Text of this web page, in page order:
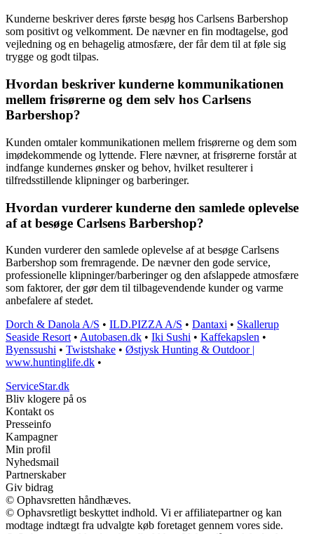
Kunderne beskriver deres første besøg hos Carlsens Barbershop
som positivt og velkomment. De nævner en fin modtagelse, god
vejledning og en behagelig atmosfære, der får dem til at føle sig
trygge og godt tilpas.
Hvordan beskriver kunderne kommunikationen
mellem frisørerne og dem selv hos Carlsens
Barbershop?
Kunden omtaler kommunikationen mellem frisørerne og dem som
imødekommende og lyttende. Flere nævner, at frisørerne forstår at
indfange kundernes ønsker og behov, hvilket resulterer i
tilfredsstillende klipninger og barberinger.
Hvordan vurderer kunderne den samlede oplevelse
af at besøge Carlsens Barbershop?
Kunden vurderer den samlede oplevelse af at besøge Carlsens
Barbershop som fremragende. De nævner den gode service,
professionelle klipninger/barberinger og den afslappede atmosfære
som faktorer, der gør dem til tilbagevendende kunder og varme
anbefalere af stedet.
Dorch & Danola A/S • ILD.PIZZA A/S • Dantaxi • Skallerup
Seaside Resort • Autobasen.dk • Iki Sushi • Kaffekapslen •
Byenssushi • Twistshake • Østjysk Hunting & Outdoor |
www.huntinglife.dk •
ServiceStar.dk
Bliv klogere på os
Kontakt os
Presseinfo
Kampagner
Min profil
Nyhedsmail
Partnerskaber
Giv bidrag
© Ophavsretten håndhæves.
© Ophavsretligt beskyttet indhold. Vi er affiliatepartner og kan
modtage indtægt fra udvalgte køb foretaget gennem vores side.